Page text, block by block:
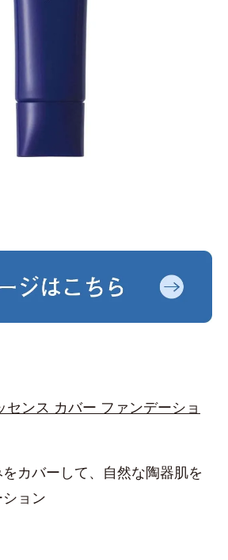
センス カバー ファンデーショ
カバーして、自然な陶器肌を
ョン